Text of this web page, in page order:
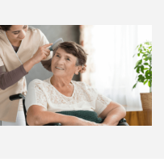
室がエヌドットの良さを
数を徐々に増やしている
あったことで「サロンで
グレイファッシ